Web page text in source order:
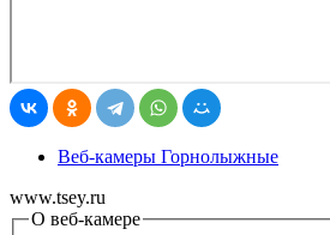
Веб-камеры Горнолыжные
www.tsey.ru
О веб-камере